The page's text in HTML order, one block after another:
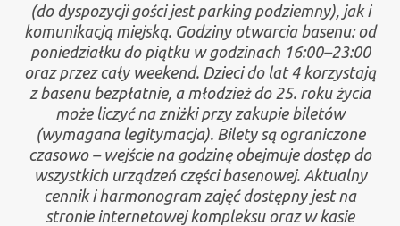
(do dyspozycji gości jest parking podziemny), jak i
komunikacją miejską. Godziny otwarcia basenu: od
poniedziałku do piątku w godzinach 16:00–23:00
oraz przez cały weekend. Dzieci do lat 4 korzystają
z basenu bezpłatnie, a młodzież do 25. roku życia
może liczyć na zniżki przy zakupie biletów
(wymagana legitymacja). Bilety są ograniczone
czasowo – wejście na godzinę obejmuje dostęp do
wszystkich urządzeń części basenowej. Aktualny
cennik i harmonogram zajęć dostępny jest na
stronie internetowej kompleksu oraz w kasie